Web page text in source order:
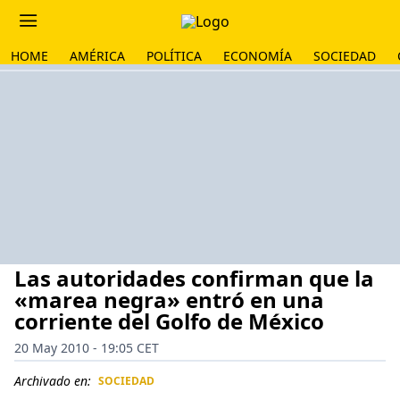
HOME AMÉRICA POLÍTICA ECONOMÍA SOCIEDAD
Las autoridades confirman que la
«marea negra» entró en una
corriente del Golfo de México
20 May 2010 - 19:05 CET
Archivado en: SOCIEDAD